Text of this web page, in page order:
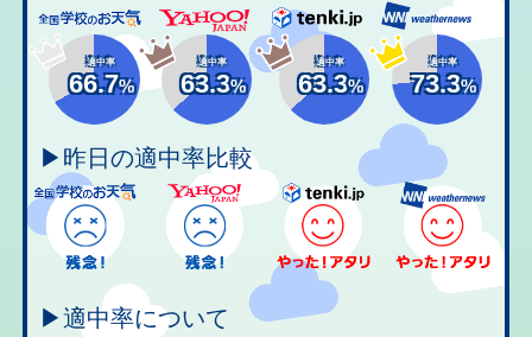
適中率
66.7%
適中率
63.3%
適中率
63.3%
適中率
73.3%
▶昨日の適中率比較
▶適中率について